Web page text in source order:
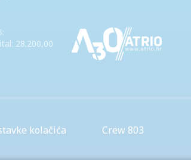
28.200,00
kolačića Crew 803